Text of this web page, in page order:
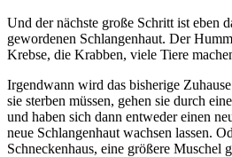
Und der nächste große Schritt ist eben
gewordenen Schlangenhaut. Der
Krebse, die Krabben, viele Tiere
Irgendwann wird das bisherige
sie sterben müssen, gehen sie durch
und haben sich dann entweder einen
neue Schlangenhaut wachsen lassen.
Schneckenhaus, eine größere Muschel